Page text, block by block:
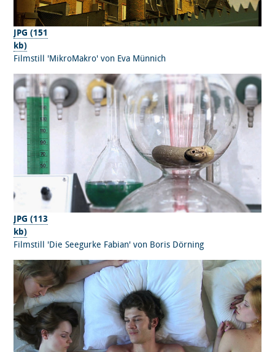
JPG (151
kb)
Filmstill 'MikroMakro' von Eva Münnich
JPG (113
kb)
Filmstill 'Die Seegurke Fabian' von Boris Dörning